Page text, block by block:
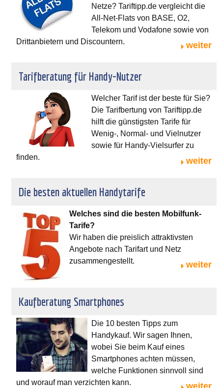
Netze? Tariftipp.de vergleicht die
All-Net-Flats von BASE, O2,
Telekom und Vodafone sowie von
Drittanbietern und Discountern.
weiter
Tarifberatung für Handy-Nutzer
Welcher Tarif ist der beste für Sie?
Die Tarifbertung von Tariftipp.de
hilft die günstigsten Tarife für
Wenig-, Normal- und Vielnutzer
sowie für Handy-Vielsurfer zu
finden.
weiter
Die besten aktuellen Handytarife
Welches sind die besten Mobilfunk-
Tarife?
Wir haben die preislich attraktivsten
Angebote nach Tarifart und Netz
zusammengestellt.
weiter
Kaufberatung Smartphones
Die 10 besten Tipps zum
Handykauf. Wir sagen Ihnen,
wobei Sie beim Kauf eines
Smartphones achten müssen,
welche Funktionen sinnvoll sind
und worauf man verzichten kann.
weiter